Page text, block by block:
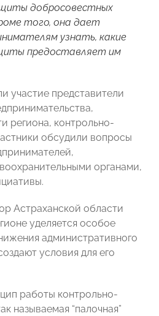
добросовестных
того, она дает
узнать, какие
предоставляет им
участие представители
региона, контрольно-
обсудили вопросы
органами,
Астраханской области
уделяется особое
административного
условия для его
работы контрольно-
называемая “палочная”